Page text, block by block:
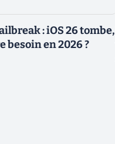
: iOS 26 tombe,
besoin en 2026 ?